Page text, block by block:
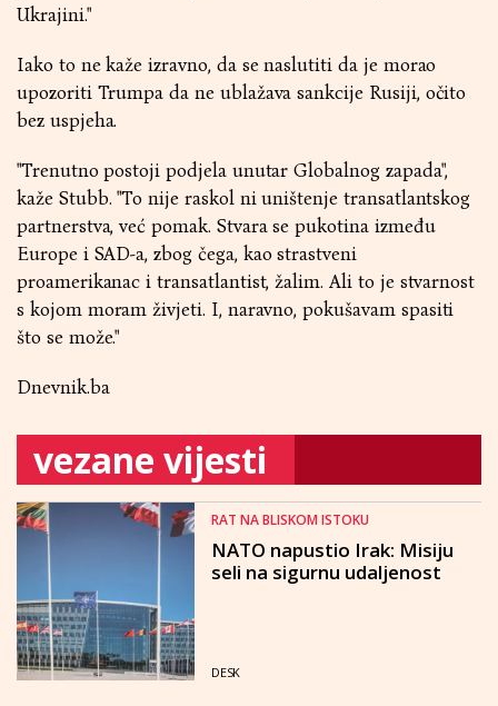
Ukrajini."
Iako to ne kaže izravno, da se naslutiti da je morao
upozoriti Trumpa da ne ublažava sankcije Rusiji, očito
bez uspjeha.
"Trenutno postoji podjela unutar Globalnog zapada",
kaže Stubb. "To nije raskol ni uništenje transatlantskog
partnerstva, već pomak. Stvara se pukotina između
Europe i SAD-a, zbog čega, kao strastveni
proamerikanac i transatlantist, žalim. Ali to je stvarnost
s kojom moram živjeti. I, naravno, pokušavam spasiti
što se može."
Dnevnik.ba
vezane vijesti
RAT NA BLISKOM ISTOKU
NATO napustio Irak: Misiju
seli na sigurnu udaljenost
DESK